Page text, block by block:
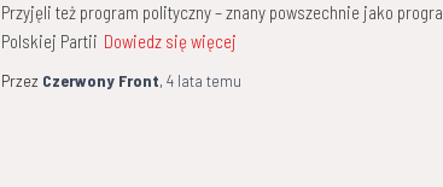
Przyjęli też program polityczny – znany powszechnie jako
Polskiej Partii Dowiedz się więcej
Przez Czerwony Front, 4 lata temu